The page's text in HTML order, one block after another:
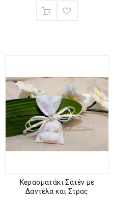
Κερασματάκι Σατέν με
Δαντέλα και Στρας